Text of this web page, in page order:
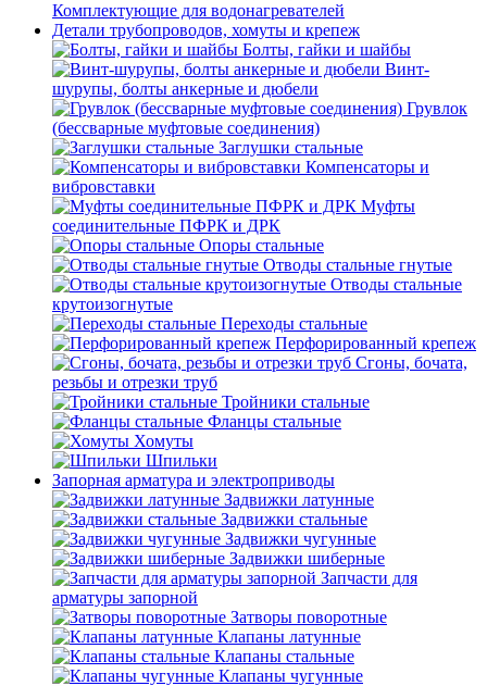
Комплектующие для водонагревателей
Детали трубопроводов, хомуты и крепеж
Болты, гайки и шайбы
Винт-
шурупы, болты анкерные и дюбели
Грувлок
(бессварные муфтовые соединения)
Заглушки стальные
Компенсаторы и
вибровставки
Муфты
соединительные ПФРК и ДРК
Опоры стальные
Отводы стальные гнутые
Отводы стальные
крутоизогнутые
Переходы стальные
Перфорированный крепеж
Сгоны, бочата,
резьбы и отрезки труб
Тройники стальные
Фланцы стальные
Хомуты
Шпильки
Запорная арматура и электроприводы
Задвижки латунные
Задвижки стальные
Задвижки чугунные
Задвижки шиберные
Запчасти для
арматуры запорной
Затворы поворотные
Клапаны латунные
Клапаны стальные
Клапаны чугунные